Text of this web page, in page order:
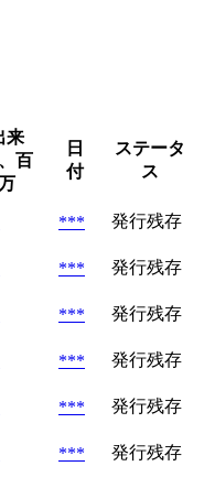
来
百
日
付
ステータ
ス
***
発行残存
***
発行残存
***
発行残存
***
発行残存
***
発行残存
***
発行残存